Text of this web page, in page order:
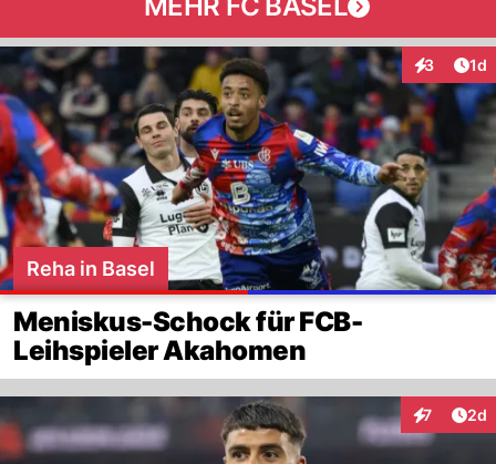
3 1d
Reha in Basel
Meniskus-Schock für FCB-
Leihspieler Akahomen
7 2d